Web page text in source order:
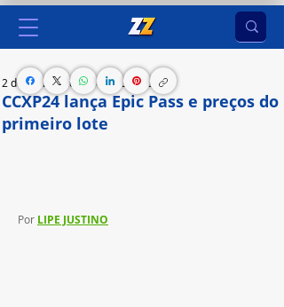
CCXP24 lança Epic Pass e preços do
primeiro lote
2 de abr. de 2024 4 min de leitura
Por LIPE JUSTINO